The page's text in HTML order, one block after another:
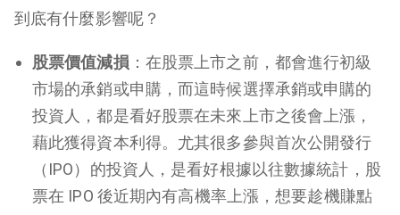
到底有什麼影響呢？
股票價值減損 ：在股票上市之前，都會進行初級
市場的承銷或申購，而這時候選擇承銷或申購的
投資人，都是看好股票在未來上市之後會上漲，
藉此獲得資本利得。尤其很多參與首次公開發行
（IPO）的投資人，是看好根據以往數據統計，股
票在 IPO 後近期內有高機率上漲，想要趁機賺點